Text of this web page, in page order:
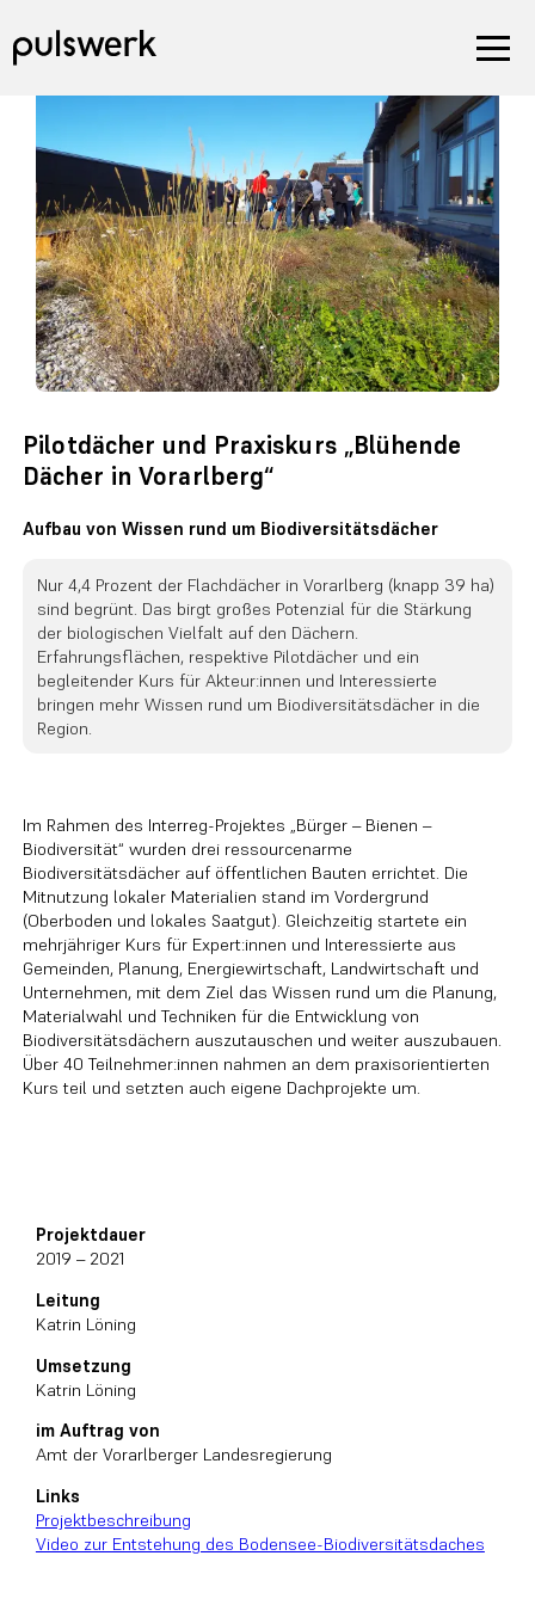
Pilotdächer und Praxiskurs „Blühende
Dächer in Vorarlberg“
Aufbau von Wissen rund um Biodiversitätsdächer
Nur 4,4 Prozent der Flachdächer in Vorarlberg (knapp 39 ha)
sind begrünt. Das birgt großes Potenzial für die Stärkung
der biologischen Vielfalt auf den Dächern.
Erfahrungsflächen, respektive Pilotdächer und ein
begleitender Kurs für Akteur:innen und Interessierte
bringen mehr Wissen rund um Biodiversitätsdächer in die
Region.
Im Rahmen des Interreg-Projektes „Bürger – Bienen –
Biodiversität“ wurden drei ressourcenarme
Biodiversitätsdächer auf öffentlichen Bauten errichtet. Die
Mitnutzung lokaler Materialien stand im Vordergrund
(Oberboden und lokales Saatgut). Gleichzeitig startete ein
mehrjähriger Kurs für Expert:innen und Interessierte aus
Gemeinden, Planung, Energiewirtschaft, Landwirtschaft und
Unternehmen, mit dem Ziel das Wissen rund um die Planung,
Materialwahl und Techniken für die Entwicklung von
Biodiversitätsdächern auszutauschen und weiter auszubauen.
Über 40 Teilnehmer:innen nahmen an dem praxisorientierten
Kurs teil und setzten auch eigene Dachprojekte um.
Projektdauer
2019 – 2021
Leitung
Katrin Löning
Umsetzung
Katrin Löning
im Auftrag von
Amt der Vorarlberger Landesregierung
Links
Projektbeschreibung
Video zur Entstehung des Bodensee-Biodiversitätsdaches